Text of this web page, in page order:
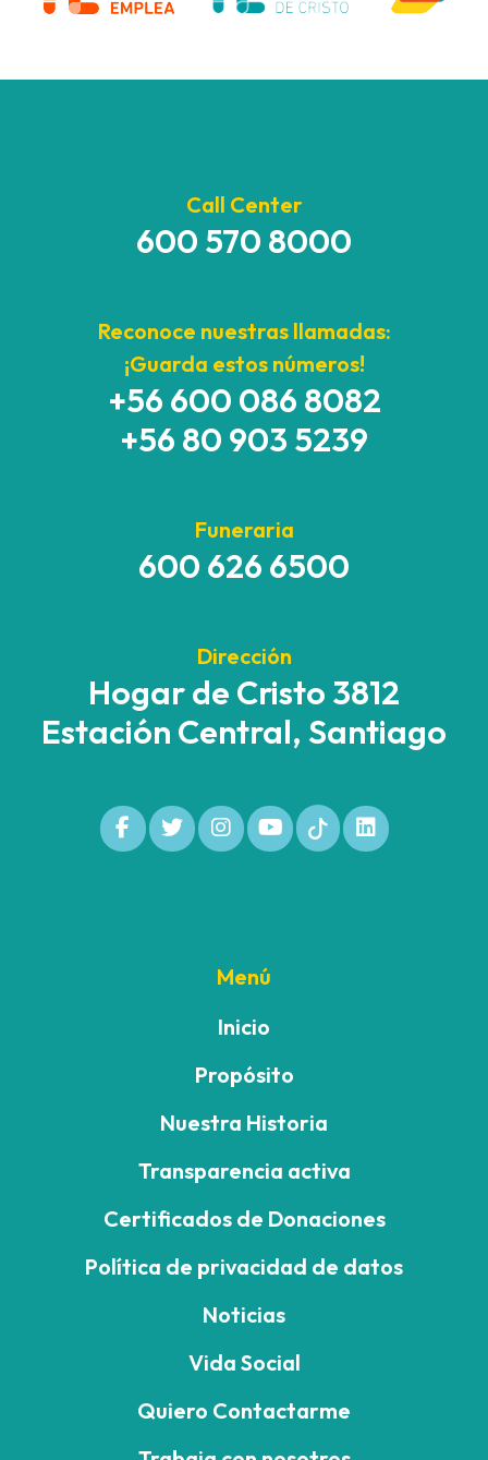
Call Center
600 570 8000
Reconoce nuestras llamadas:
¡Guarda estos números!
+56 600 086 8082
+56 80 903 5239
Funeraria
600 626 6500
Dirección
Hogar de Cristo 3812
Estación Central, Santiago
Menú
Inicio
Propósito
Nuestra Historia
Transparencia activa
Certificados de Donaciones
Política de privacidad de datos
Noticias
Vida Social
Quiero Contactarme